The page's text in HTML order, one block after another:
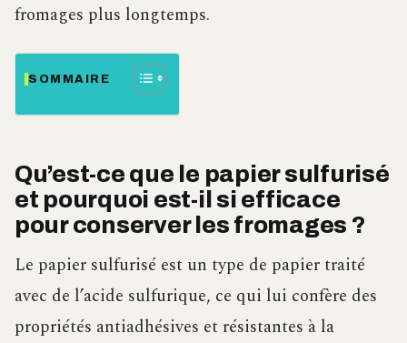
fromages plus longtemps.
SOMMAIRE
Qu’est-ce que le papier sulfurisé
et pourquoi est-il si efficace
pour conserver les fromages ?
Le papier sulfurisé est un type de papier traité
avec de l’acide sulfurique, ce qui lui confère des
propriétés antiadhésives et résistantes à la